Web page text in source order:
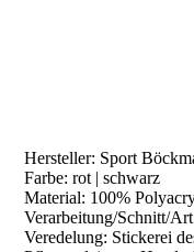
Hersteller: Sport
Farbe: rot | schwarz
Material: 100%
Verarbeitung/Schnitt/
Veredelung: Stickerei